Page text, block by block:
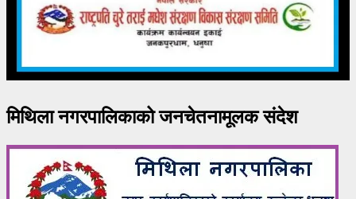
मिथिला नगरपालिकाको जनचेतनामूलक संदेश